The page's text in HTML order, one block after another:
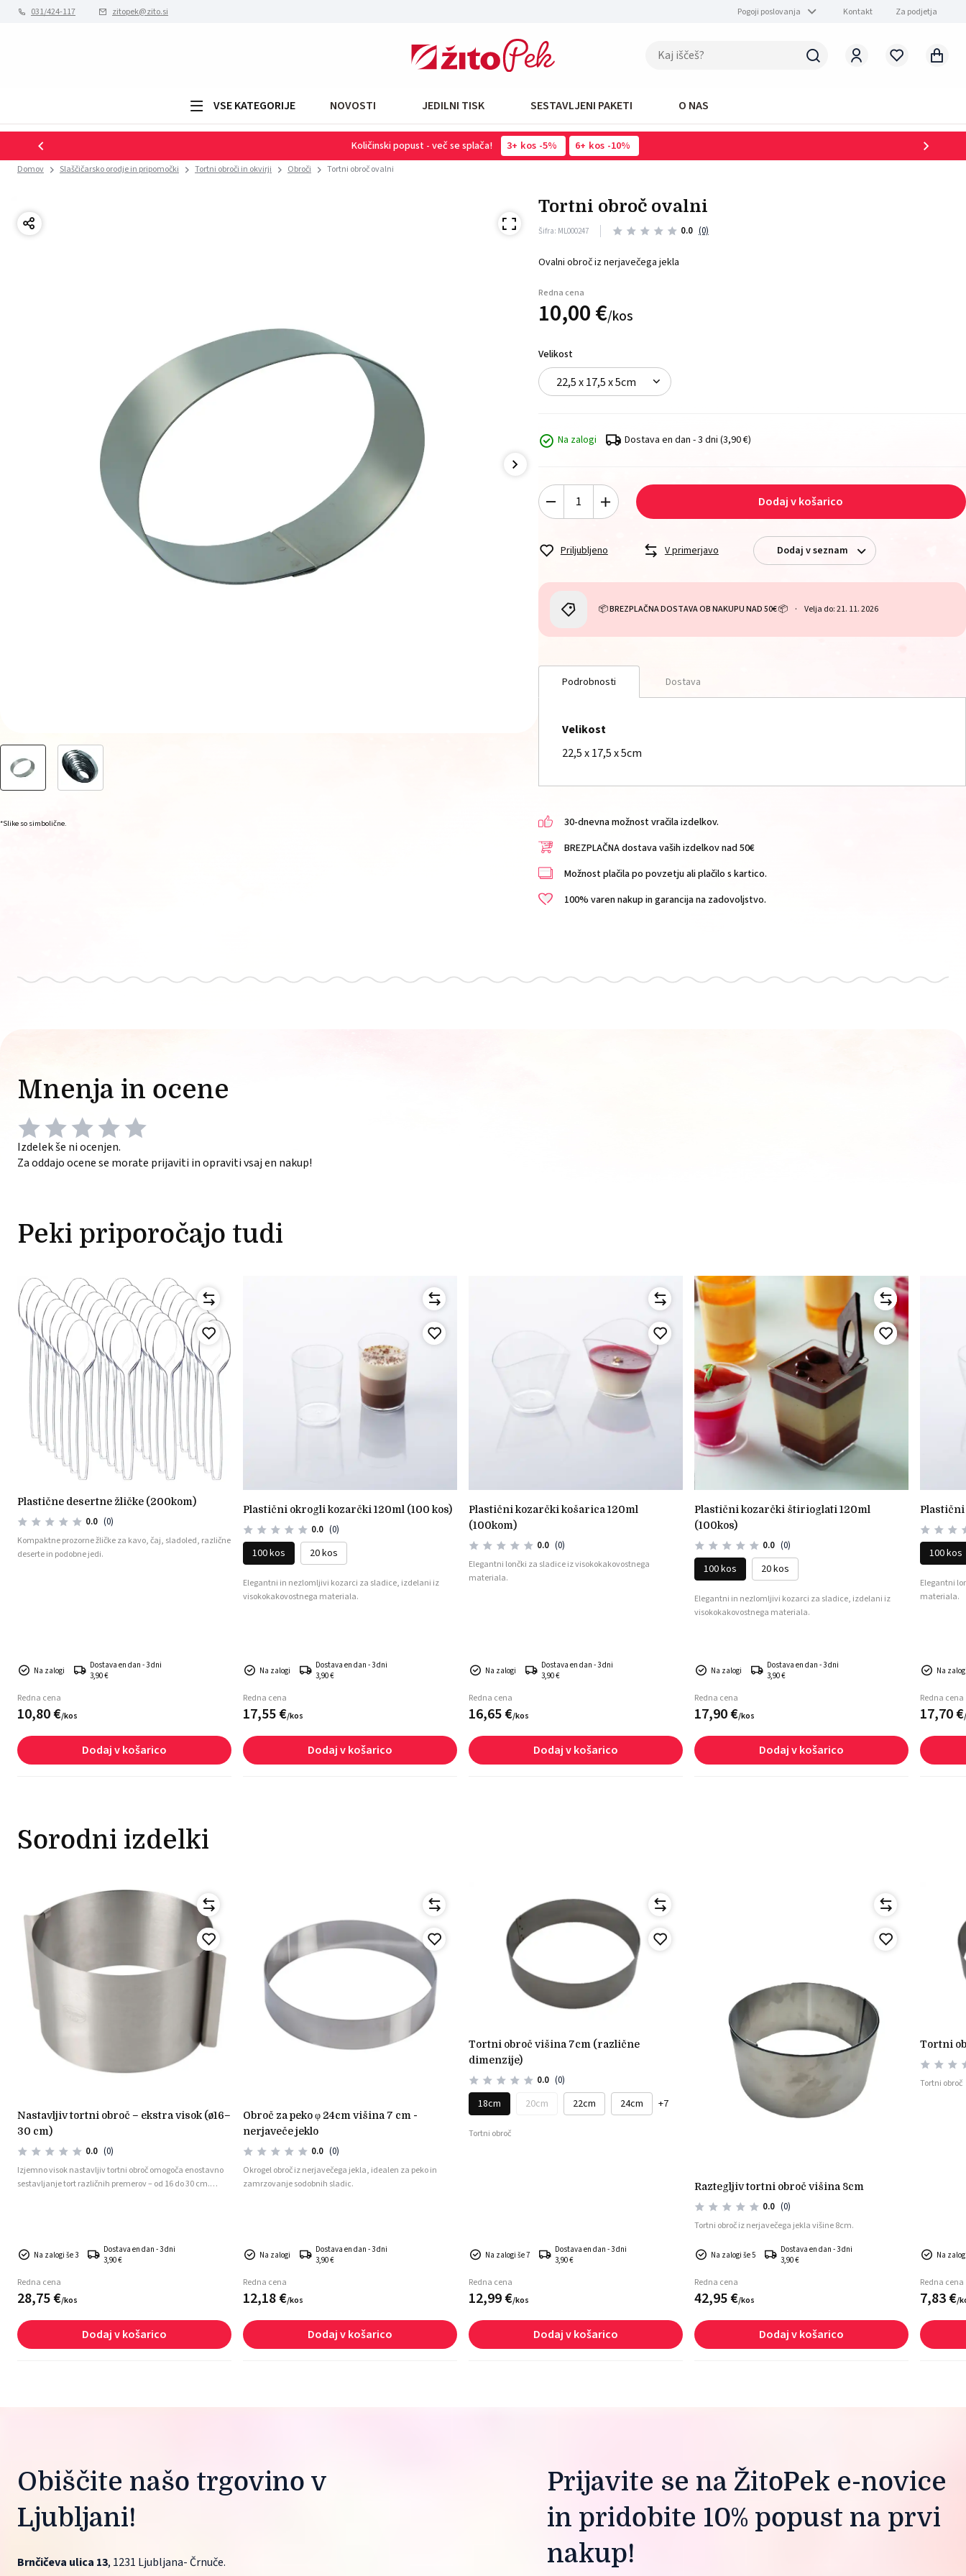
031/424-117 zitopek@zito.si Pogoji poslovanja Kontakt Za podjetja
VSE KATEGORIJE NOVOSTI JEDILNI TISK SESTAVLJENI PAKETI O NAS
Količinski popust - več se splača! 3 kos -5% 6 kos -10%
Domov Slaščičarsko orodje in pripomočki Tortni obroči in okvirji Obroči Tortni obroč ovalni
*Slike so simbolične.
tortni obroč ovalni
Šifra: ML000247 0.0 (0)
Ovalni obroč iz nerjavečega jekla
Redna cena
10,00€/kos
Velikost
22,5 x 17,5 x 5cm
Na zalogi Dostava en dan - 3 dni (3,90 €)
Dodaj v košarico
Priljubljeno V primerjavo Dodaj v seznam
📦 BREZPLAČNA DOSTAVA OB NAKUPU NAD 50€ 📦 Velja do: 21. 11. 2026
Podrobnosti Dostava
Velikost
22,5 x 17,5 x 5cm
30-dnevna možnost vračila izdelkov.
BREZPLAČNA dostava vaših izdelkov nad 50€
Možnost plačila po povzetju ali plačilo s kartico.
100% varen nakup in garancija na zadovoljstvo.
Mnenja in ocene
Izdelek še ni ocenjen.
Za oddajo ocene se morate prijaviti in opraviti vsaj en nakup!
Peki priporočajo tudi
plastične desertne žličke (200kom)
0.0 (0)
Kompaktne prozorne žličke za kavo, čaj, sladoled, različne
deserte in podobne jedi.
Na zalogi
Dostava en dan - 3 dni
3,90 €
Redna cena
10,80€/kos
Dodaj v košarico
plastični okrogli kozarčki 120ml (100 kos)
0.0 (0)
100 kos 20 kos
Elegantni in nezlomljivi kozarci za sladice, izdelani iz
visokokakovostnega materiala.
Na zalogi
Dostava en dan - 3 dni
3,90 €
Redna cena
17,55€/kos
Dodaj v košarico
plastični kozarčki košarica 120ml
(100kom)
0.0 (0)
Elegantni lončki za sladice iz visokokakovostnega
materiala.
Na zalogi
Dostava en dan - 3 dni
3,90 €
Redna cena
16,65€/kos
Dodaj v košarico
plastični kozarčki štirioglati 120ml
(100kos)
0.0 (0)
100 kos 20 kos
Elegantni in nezlomljivi kozarci za sladice, izdelani iz
visokokakovostnega materiala.
Na zalogi
Dostava en dan - 3 dni
3,90 €
Redna cena
17,90€/kos
Dodaj v košarico
100 kos
Elegantni
materiala.
Na
Redna cena
17,70€/
Sorodni izdelki
nastavljiv tortni obroč – ekstra visok (ø16–
30 cm)
0.0 (0)
Izjemno visok nastavljiv tortni obroč omogoča enostavno
sestavljanje tort različnih premerov – od 16 do 30 cm.
Na zalogi še 3
Dostava en dan - 3 dni
3,90 €
Redna cena
28,75€/kos
Dodaj v košarico
obroč za peko φ 24cm višina 7 cm -
nerjaveče jeklo
0.0 (0)
Okrogel obroč iz nerjavečega jekla, idealen za peko in
zamrzovanje sodobnih sladic.
Na zalogi
Dostava en dan - 3 dni
3,90 €
Redna cena
12,18€/kos
Dodaj v košarico
tortni obroč višina 7cm (različne
dimenzije)
0.0 (0)
18cm 20cm 22cm 24cm +7
Tortni obroč
Na zalogi še 7
Dostava en dan - 3 dni
3,90 €
Redna cena
12,99€/kos
Dodaj v košarico
raztegljiv tortni obroč višina 8cm
0.0 (0)
Tortni obroč iz nerjavečega jekla višine 8cm.
Na zalogi še 5
Dostava en dan - 3 dni
3,90 €
Redna cena
42,95€/kos
Dodaj v košarico
tortni
Tortni obroč
Na
Redna cena
7,83€/
Obiščite našo trgovino v
Ljubljani!
Brnčičeva ulica 13, 1231 Ljubljana- Črnuče.
Prijavite se na ŽitoPek e-novice
in pridobite 10% popust na prvi
nakup!